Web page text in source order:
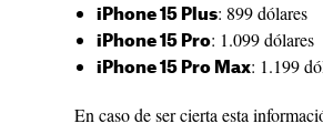
iPhone 15 Plus: 899 dólares
iPhone 15 Pro: 1.099 dólares
iPhone 15 Pro Max: 1.199
En caso de ser cierta esta